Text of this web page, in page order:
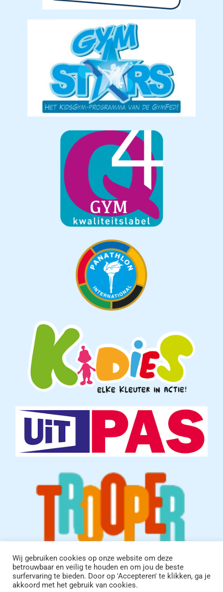
© Kon. Lierse turnkring vzw | Website door blueblot.be
Wij gebruiken cookies op onze website om deze
betrouwbaar en veilig te houden en om jou de beste
surfervaring te bieden. Door op 'Accepteren' te klikken, ga je
akkoord met het gebruik van cookies.